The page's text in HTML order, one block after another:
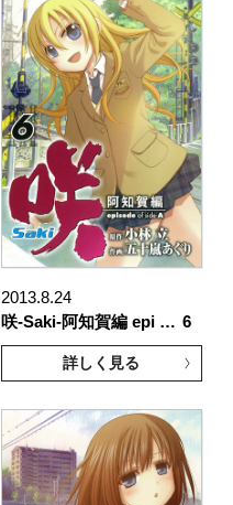
2013.8.24
咲-Saki-阿知賀編 epi … 6
詳しく見る